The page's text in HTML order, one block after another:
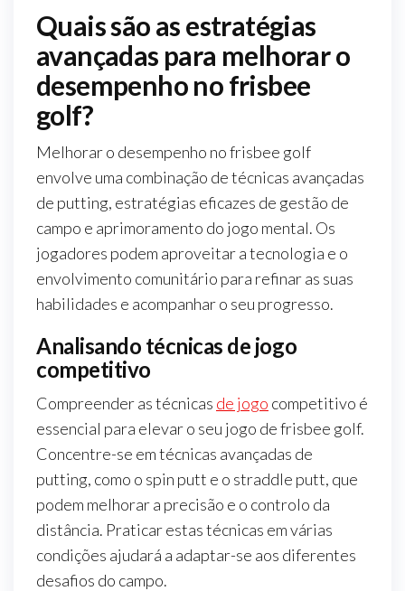
Quais são as estratégias
avançadas para melhorar o
desempenho no frisbee
golf?
Melhorar o desempenho no frisbee golf
envolve uma combinação de técnicas avançadas
de putting, estratégias eficazes de gestão de
campo e aprimoramento do jogo mental. Os
jogadores podem aproveitar a tecnologia e o
envolvimento comunitário para refinar as suas
habilidades e acompanhar o seu progresso.
Analisando técnicas de jogo
competitivo
Compreender as técnicas de jogo competitivo é
essencial para elevar o seu jogo de frisbee golf.
Concentre-se em técnicas avançadas de
putting, como o spin putt e o straddle putt, que
podem melhorar a precisão e o controlo da
distância. Praticar estas técnicas em várias
condições ajudará a adaptar-se aos diferentes
desafios do campo.